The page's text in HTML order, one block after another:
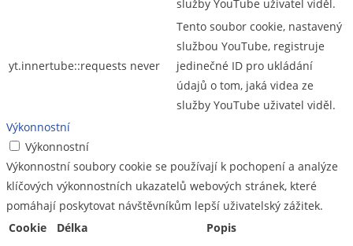
služby YouTube uživatel viděl.
yt.innertube::requests never
Tento soubor cookie, nastavený
službou YouTube, registruje
jedinečné ID pro ukládání
údajů o tom, jaká videa ze
služby YouTube uživatel viděl.
Výkonnostní
Výkonnostní
Výkonnostní soubory cookie se používají k pochopení a analýze
klíčových výkonnostních ukazatelů webových stránek, které
pomáhají poskytovat návštěvníkům lepší uživatelský zážitek.
Cookie
Délka
Popis